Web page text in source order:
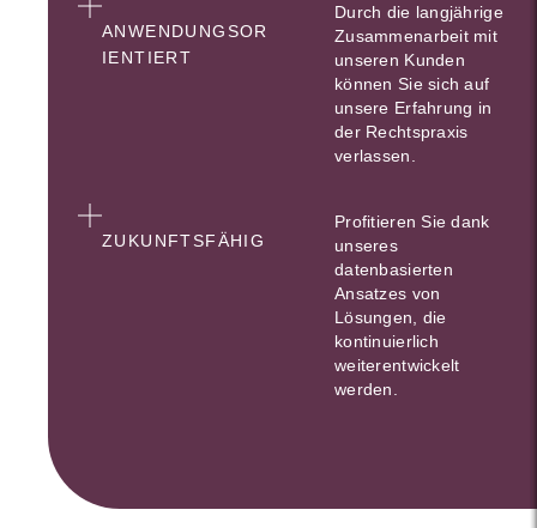
ANWENDUNGSOR
IENTIERT
Durch die langjährige
Zusammenarbeit mit
unseren Kunden
können Sie sich auf
unsere Erfahrung in
der Rechtspraxis
verlassen.
ZUKUNFTSFÄHIG
Profitieren Sie dank
unseres
datenbasierten
Ansatzes von
Lösungen, die
kontinuierlich
weiterentwickelt
werden.